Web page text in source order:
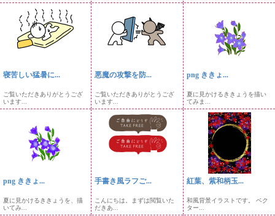
寝苦しい猛暑に...
ご覧いただきありがとうござ
います...
悪魔の攻撃を防...
ご覧いただきありがとうござ
います...
png ききょ...
夏に見かけるききょうを描い
てみま...
png ききょ...
夏に見かけるききょうを、描
いてみ...
手書き風ラフご...
こんにちは。まずは閲覧いた
だきあ...
紅葉、紫和柄玉...
和風背景イラストです。 ベク
ター...